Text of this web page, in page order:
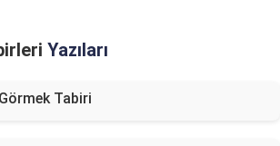
Yazıları
Tabiri